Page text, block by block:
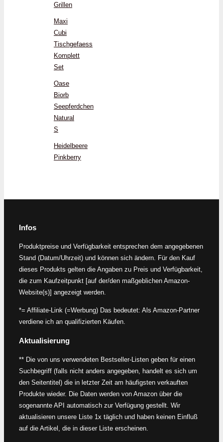
Grillen
Maxi
Cubi
Tischgefaess
Komplett
Set
Oase
Biorb
Seepferdchen
Natural
S
Heidelbeere
Pinkberry
Infos
Produktpreise und Verfügbarkeit entsprechen dem angegebenen
Stand (Datum/Uhrzeit) und können sich ändern. Für den Kauf
dieses Produkts gelten die Angaben zu Preis und Verfügbarkeit,
die zum Kaufzeitpunkt [auf der/den maßgeblichen Amazon-
Website(s)] angezeigt werden.
*= Affiliate-Link (=Werbung) Das bedeutet: Als Amazon-Partner
verdiene ich an qualifizierten Käufen.
Aktualisierung
** Die von uns verwendeten Bestseller-Listen geben für einen
Suchbegriff (falls nicht anders angegeben, handelt es sich um
den Seitentitel) die in letzter Zeit am häufigsten verkauften
Produkte wieder. Die Daten werden von Amazon über die
sogenannte API automatisch zur Verfügung gestellt. Wir
aktualisieren unsere Liste 1x täglich und haben keinen Einfluß
auf die Artikel, die in dieser Liste erscheinen.